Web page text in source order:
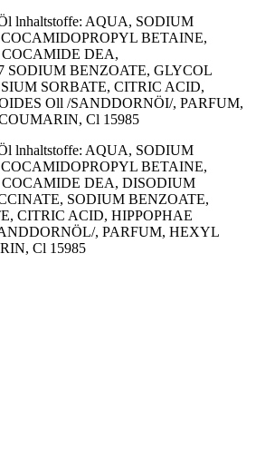
lnhaltstoffe: AQUA, SODIUM
BETAINE,
DEA,
SODIUM BENZOATE, GLYCOL
SORBATE, CITRIC ACID,
Oll /SANDDORNÖI/, PARFUM,
Cl 15985
lnhaltstoffe: AQUA, SODIUM
BETAINE,
DEA, DISODIUM
SODIUM BENZOATE,
CITRIC ACID, HIPPOPHAE
, PARFUM, HEXYL
Cl 15985